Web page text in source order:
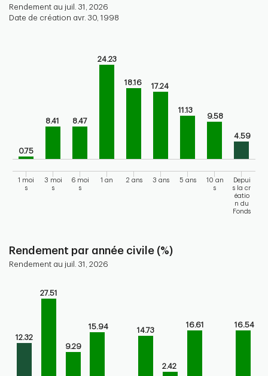
Rendement au juil. 31, 2026
Date de création avr. 30, 1998
The chart has 1 X axis displaying categories.
0.75
8.41 8.47
24.23
18.16 17.24
11.13
9.58
4.59
1 moi
s
3 moi
s
6 moi
s
1 an 2 ans 3 ans 5 ans
10 an
s
Depui
s la cr
éatio
n du
Fonds
Rendement par année civile (%)
Rendement au juil. 31, 2026
Bar chart with 10 bars.
The chart has 1 X axis displaying categories.
The chart has 1 Y axis displaying values. Range: -20 to 30.
12.32
27.51
9.29
15.94 14.73
2.42
16.61 16.54